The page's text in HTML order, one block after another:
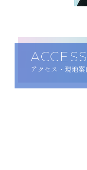
アクセス・現地